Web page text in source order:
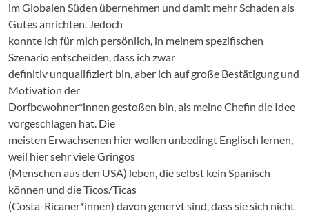
im Globalen Süden übernehmen und damit mehr Schaden als
Gutes anrichten. Jedoch
konnte ich für mich persönlich, in meinem spezifischen
Szenario entscheiden, dass ich zwar
definitiv unqualifiziert bin, aber ich auf große Bestätigung und
Motivation der
Dorfbewohner*innen gestoßen bin, als meine Chefin die Idee
vorgeschlagen hat. Die
meisten Erwachsenen hier wollen unbedingt Englisch lernen,
weil hier sehr viele Gringos
(Menschen aus den USA) leben, die selbst kein Spanisch
können und die Ticos/Ticas
(Costa-Ricaner*innen) davon genervt sind, dass sie sich nicht